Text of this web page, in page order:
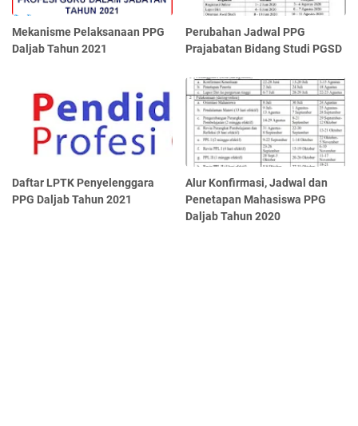
Mekanisme Pelaksanaan PPG
Daljab Tahun 2021
Perubahan Jadwal PPG
Prajabatan Bidang Studi PGSD
Daftar LPTK Penyelenggara
PPG Daljab Tahun 2021
Alur Konfirmasi, Jadwal dan
Penetapan Mahasiswa PPG
Daljab Tahun 2020